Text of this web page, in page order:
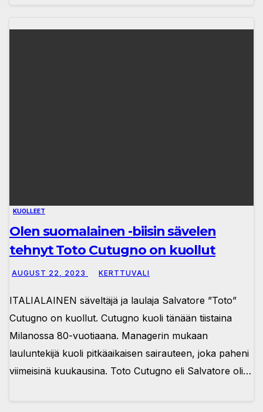
KUOLLEET
Olen suomalainen -biisin sävelen
tehnyt Toto Cutugno on kuollut
AUGUST 22, 2023 KERTTUVALI
ITALIALAINEN säveltäjä ja laulaja Salvatore ”Toto”
Cutugno on kuollut. Cutugno kuoli tänään tiistaina
Milanossa 80-vuotiaana. Managerin mukaan
lauluntekijä kuoli pitkäaikaisen sairauteen, joka paheni
viimeisinä kuukausina. Toto Cutugno eli Salvatore oli…